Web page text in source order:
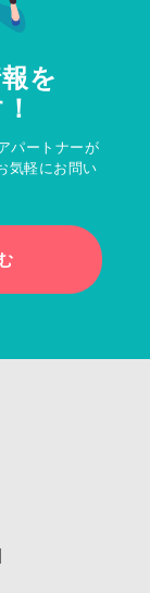
を
パートナーが
気軽にお問い